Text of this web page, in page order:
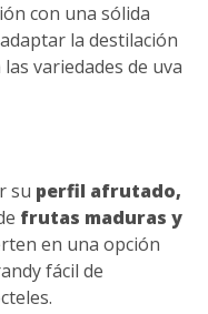
con una sólida
la destilación
variedades de uva
su perfil afrutado,
frutas maduras y
en una opción
fácil de